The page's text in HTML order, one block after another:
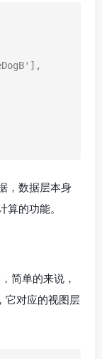
],
，数据层本身
的功能。
简单的来说，
它对应的视图层